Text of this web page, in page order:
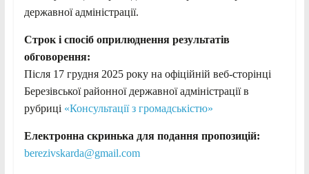
державної адміністрації.
Строк і спосіб оприлюднення результатів
обговорення:
Після 17 грудня 2025 року на офіційній веб-сторінці
Березівської районної державної адміністрації в
рубриці «Консультації з громадськістю»
Електронна скринька для подання пропозицій:
berezivskarda@gmail.com